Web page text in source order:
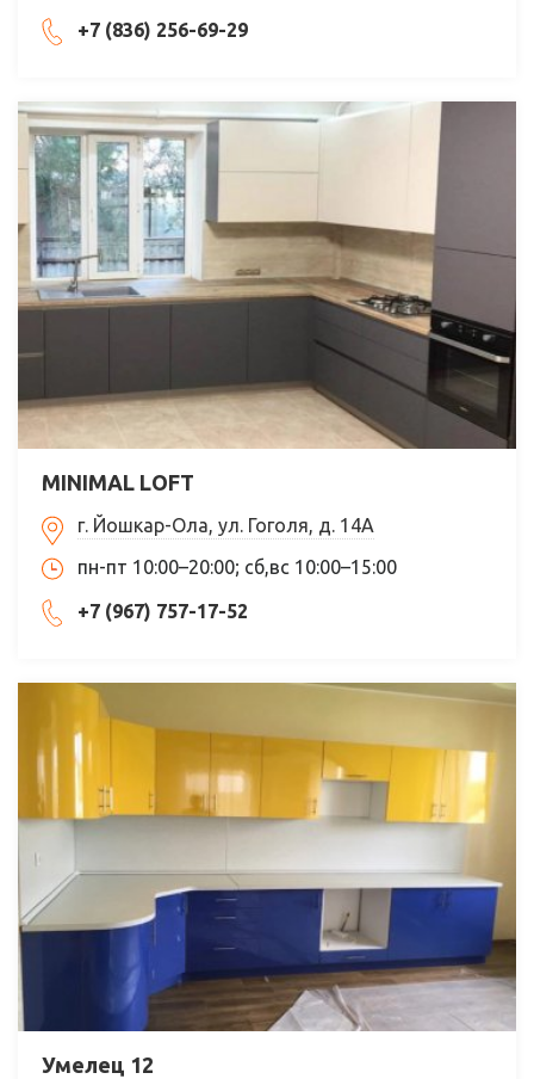
+7 (836) 256-69-29
MINIMAL LOFT
г. Йошкар-Ола, ул. Гоголя, д. 14А
пн-пт 10:00–20:00; сб,вс 10:00–15:00
+7 (967) 757-17-52
Умелец 12